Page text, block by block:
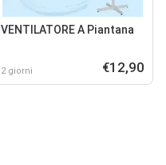
VENTILATORE A Piantana
2 giorni €12,90